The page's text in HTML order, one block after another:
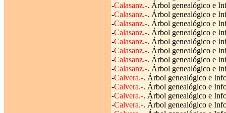
-Calasanz.-. Árbol genealógico e
-Calasanz.-. Árbol genealógico e
-Calasanz.-. Árbol genealógico e
-Calasanz.-. Árbol genealógico e
-Calasanz.-. Árbol genealógico e
-Calasanz.-. Árbol genealógico e
-Calasanz.-. Árbol genealógico e
-Calasanz.-. Árbol genealógico e
-Calvera.-. Árbol genealógico e
-Calvera.-. Árbol genealógico e
-Calvera.-. Árbol genealógico e
-Calvera.-. Árbol genealógico e